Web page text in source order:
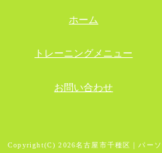
ホーム
トレーニングメニュー
お問い合わせ
Copyright(C) 2026名古屋市千種区｜パー